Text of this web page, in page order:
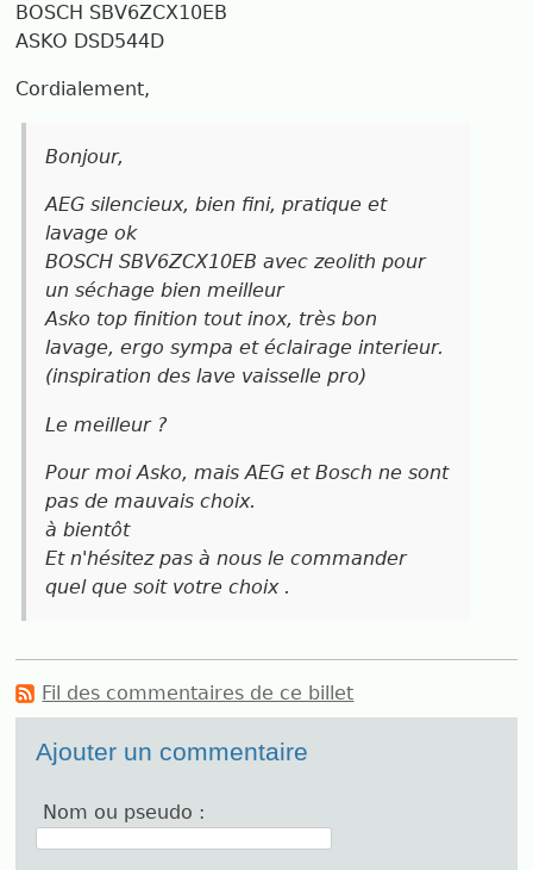
BOSCH SBV6ZCX10EB
ASKO DSD544D
Cordialement,
Bonjour,
AEG silencieux, bien fini, pratique et
lavage ok
BOSCH SBV6ZCX10EB avec zeolith pour
un séchage bien meilleur
Asko top finition tout inox, très bon
lavage, ergo sympa et éclairage interieur.
(inspiration des lave vaisselle pro)
Le meilleur ?
Pour moi Asko, mais AEG et Bosch ne sont
pas de mauvais choix.
à bientôt
Et n'hésitez pas à nous le commander
quel que soit votre choix .
Fil des commentaires de ce billet
Ajouter un commentaire
Nom ou pseudo :